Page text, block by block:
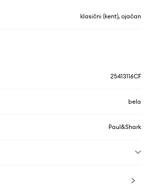
klasični (kent), ojačan
25413116CF
bela
Paul&Shark